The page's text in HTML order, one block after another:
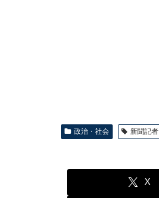
政治・社会 新聞記者
X